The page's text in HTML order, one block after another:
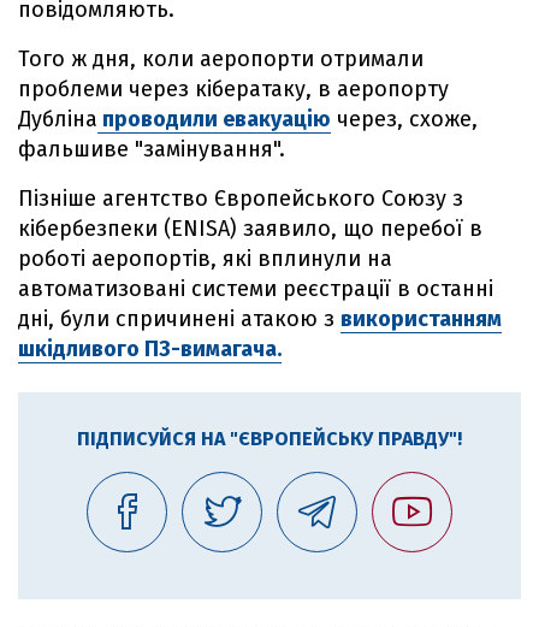
повідомляють.
Того ж дня, коли аеропорти отримали
проблеми через кібератаку, в аеропорту
Дубліна проводили евакуацію через, схоже,
фальшиве "замінування".
Пізніше агентство Європейського Союзу з
кібербезпеки (ENISA) заявило, що перебої в
роботі аеропортів, які вплинули на
автоматизовані системи реєстрації в останні
дні, були спричинені атакою з використанням
шкідливого ПЗ-вимагача.
ПІДПИСУЙСЯ НА "ЄВРОПЕЙСЬКУ ПРАВДУ"!